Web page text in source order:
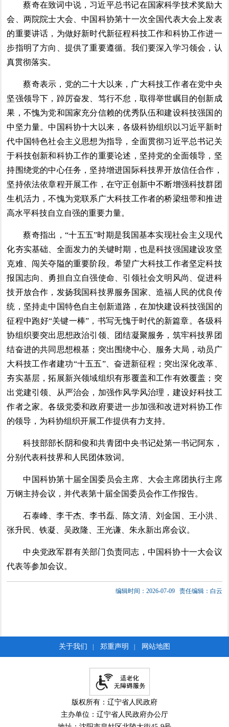
蔡奇在致词中说，习近平总书记在国家科学技术奖励大
会、两院院士大会、中国科协第十一次全国代表大会上发表
的重要讲话，为做好新时代新征程科技工作和科协工作进一
步指明了方向、提供了重要遵循。我们要深入学习领会，认
真贯彻落实。
蔡奇表示，党的二十大以来，广大科技工作者在党中央
坚强领导下，踔厉奋发、笃行不怠，取得举世瞩目的创新成
果，不愧为党和国家充分信赖的优秀队伍和建设科技强国的
中坚力量。中国科协十大以来，各级科协组织以习近平新时
代中国特色社会主义思想为指导，全面贯彻习近平总书记关
于科技创新和科协工作的重要论述，坚持党的全面领导，坚
持围绕党的中心任务，坚持增进国际科技界开放信任合作，
坚持依法依章程开展工作，在守正创新中不断增强科技群团
生机活力，不愧为党联系广大科技工作者的桥梁纽带和推进
高水平科技自立自强的重要力量。
蔡奇指出，“十五五”时期是我国基本实现社会主义现代
化夯实基础、全面发力的关键时期，也是科技强国建设攻坚
克难、闯关夺隘的重要阶段。希望广大科技工作者坚定科技
报国志向、勇担自立自强使命、引领社会文明风尚、促进科
技开放合作，发扬我国科技界服务国家、造福人民的优良传
统，坚持走中国特色自主创新道路，在加快建设科技强国的
征程中跑好“关键一棒”，书写无愧于时代的新篇章。各级科
协组织要突出思想政治引领、团结凝聚服务，筑牢科技界团
结奋进的共同思想根基；突出围绕中心、服务大局，动员广
大科技工作者建功“十五五”、奋进新征程；突出深化改革、
夯实基层，拓展新兴领域组织有形覆盖和工作有效覆盖；突
出党建引领、从严治会，加强作风学风治理，建设好科技工
作者之家。各级党委和政府要进一步加强和改进对科协工作
的领导，为科协组织开展工作提供有力支持。
科技部部长阴和俊和共青团中央书记处第一书记阿东，
分别代表科技界和人民团体致词。
中国科协第十届全国委员会主席、大会主席团执行主席
万钢主持会议，并代表第十届全国委员会作工作报告。
石泰峰、李干杰、李书磊、陈文清、刘金国、王小洪、
张升民、铁凝、吴政隆、王光谦、朱永新出席会议。
中央党政军群有关部门负责同志，中国科协十一大会议
代表等参加会议。
编辑时间：2026-07-09 责任编辑：白云
关于我们 郑重声明 网站地图
版权所有：辽宁省人民政府
主办单位：辽宁省人民政府办公厅